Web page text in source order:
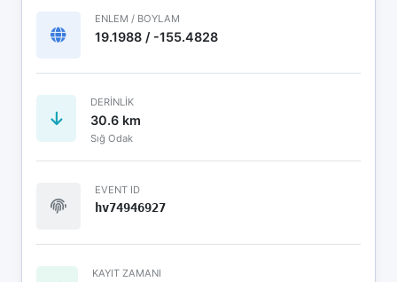
ENLEM / BOYLAM
19.1988 / -155.4828
DERINLIK
30.6 km
Sığ Odak
EVENT ID
hv74946927
KAYIT ZAMANI